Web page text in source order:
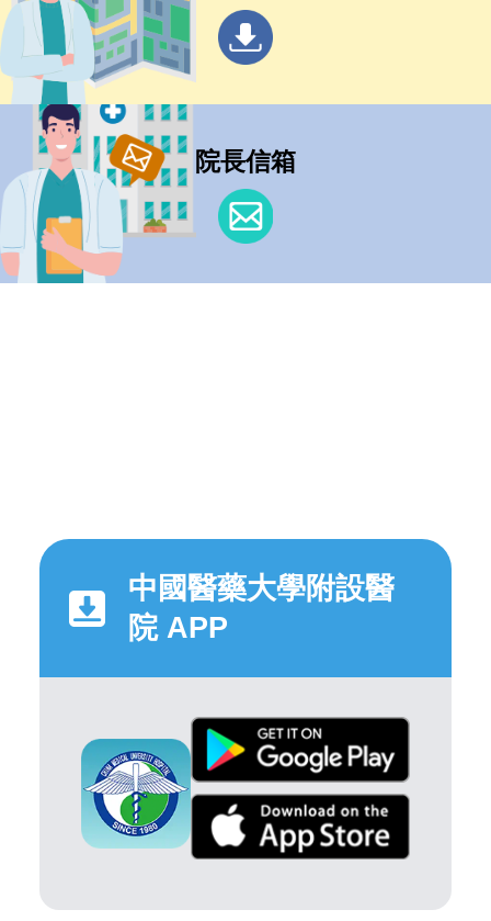
院長信箱
中國醫藥大學附設醫
院 APP